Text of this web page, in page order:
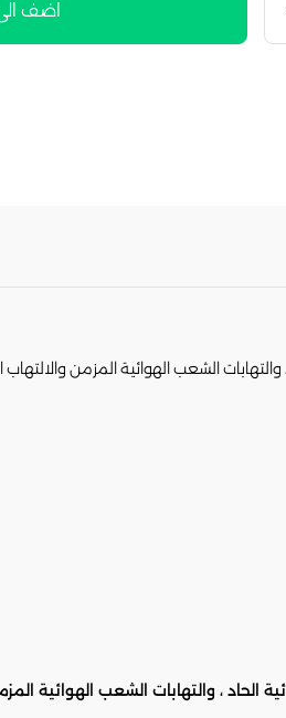
اضف
الشعب الهوائية المزمن والالتهاب
، والتهابات الشعب الهوائية